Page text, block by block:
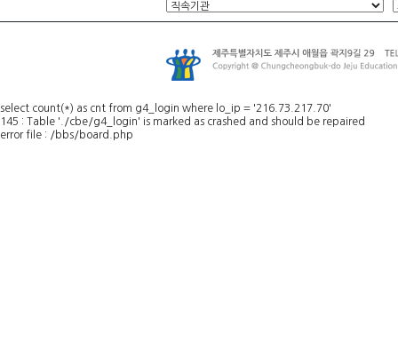
select count(*) as cnt from g4_login where lo_ip = '216.73.217.70'
145 : Table './cbe/g4_login' is marked as crashed and should be repaired
error file : /bbs/board.php